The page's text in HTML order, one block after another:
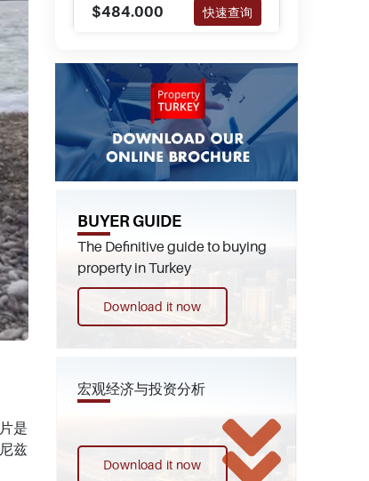
是
兹
$484.000 快速查询
BUYER GUIDE
The Definitive guide to buying
property in Turkey
Download it now
宏观经济与投资分析
Download it now